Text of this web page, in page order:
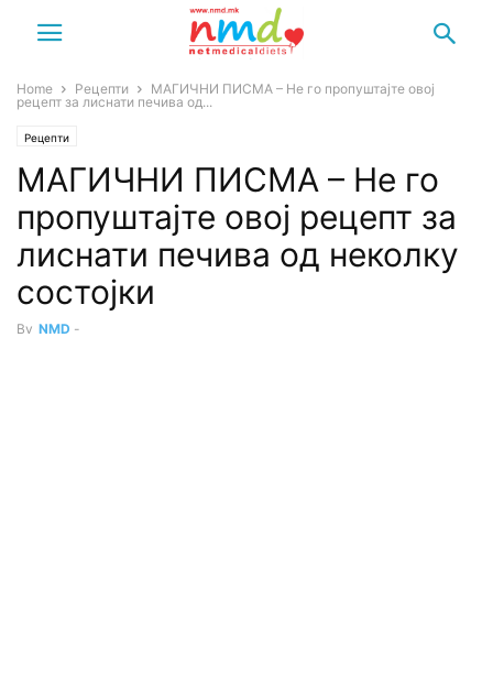
Home Рецепти
МАГИЧНИ ПИСМА – Не го пропуштајте овој
рецепт за лиснати печива од...
Рецепти
МАГИЧНИ ПИСМА – Не го
пропуштајте овој рецепт за
лиснати печива од неколку
состојки
By NMD -